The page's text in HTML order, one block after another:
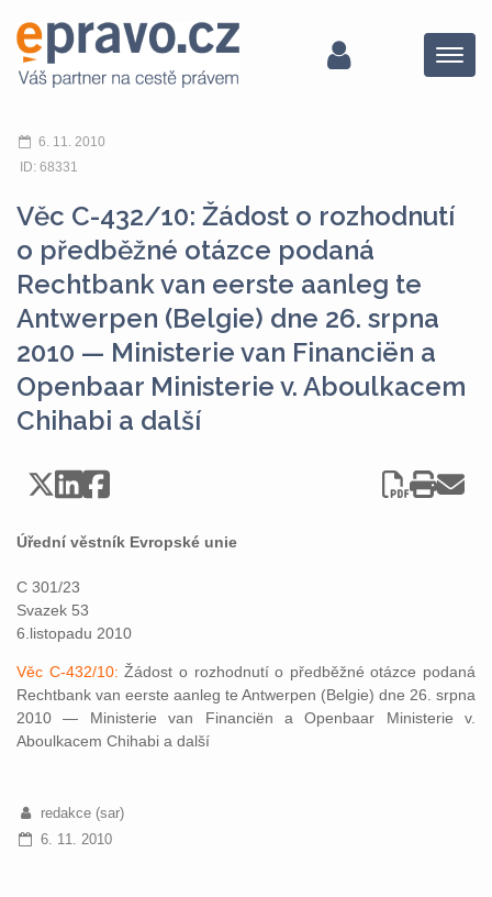
Menu
6. 11. 2010
ID: 68331
Věc C-432/10: Žádost o rozhodnutí
o předběžné otázce podaná
Rechtbank van eerste aanleg te
Antwerpen (Belgie) dne 26. srpna
2010 — Ministerie van Financiën a
Openbaar Ministerie v. Aboulkacem
Chihabi a další
Úřední věstník Evropské unie
C 301/23
Svazek 53
6.listopadu 2010
Věc C-432/10:Žádost o rozhodnutí o předběžné otázce podaná
Rechtbank van eerste aanleg te Antwerpen (Belgie) dne 26. srpna
2010 — Ministerie van Financiën a Openbaar Ministerie v.
Aboulkacem Chihabi a další
redakce (sar)
6. 11. 2010